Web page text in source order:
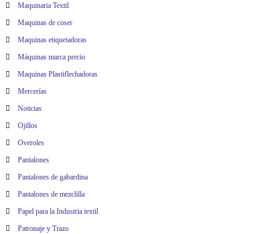
Maquinaria Textil
Maquinas de coser
Maquinas etiquetadoras
Máquinas marca precio
Maquinas Plastiflechadoras
Mercerías
Noticias
Ojillos
Overoles
Pantalones
Pantalones de gabardina
Pantalones de mezclilla
Papel para la Industria textil
Patronaje y Trazo